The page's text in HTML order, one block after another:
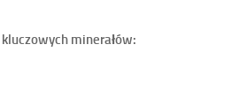
minerałów: